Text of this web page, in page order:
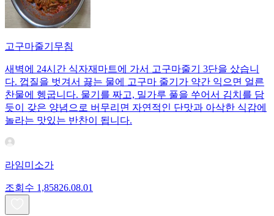
고구마줄기무침
새벽에 24시간 식자재마트에 가서 고구마줄기 3단을 샀습니
다. 껍질을 벗겨서 끓는 물에 고구마 줄기가 약간 익으면 얼른
찬물에 헹굽니다. 물기를 짜고, 밀가루 풀을 쑤어서 김치를 담
듯이 갖은 양념으로 버무리면 자연적인 단맛과 아삭한 식감에
놀라는 맛있는 반찬이 됩니다.
라임미소가
조회수 1,85826.08.01